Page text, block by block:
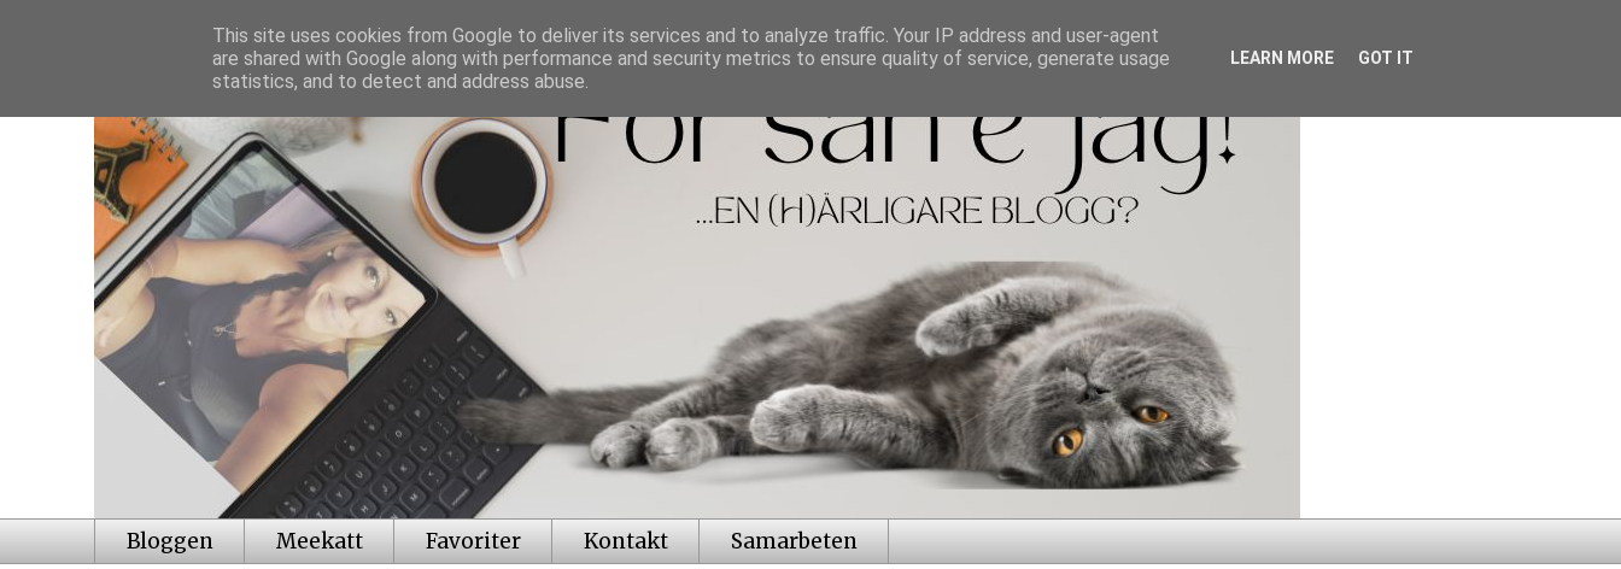
Bloggen Meekatt Favoriter Kontakt Samarbeten
This site uses cookies from Google to deliver its services and to analyze traffic. Your IP address and user-agent
are shared with Google along with performance and security metrics to ensure quality of service, generate usage
statistics, and to detect and address abuse.
LEARN MORE GOT IT